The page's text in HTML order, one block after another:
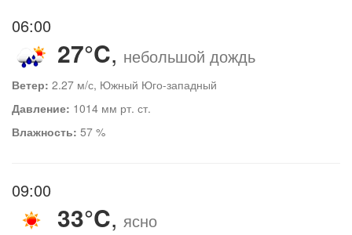
06:00
27°C, небольшой дождь
Ветер: 2.27 м/с, Южный Юго-западный
Давление: 1014 мм рт. ст.
Влажность: 57 %
09:00
33°C, ясно